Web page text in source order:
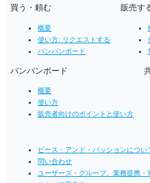
買う・頼む
概要
使い方: リクエストする
バンバンボード
販売す
バンバンボード
概要
使い方
販売者向けのポイントと使い方
ピース・アンド・パッションについ
問い合わせ
ユーザーズ・グループ、業務提携・